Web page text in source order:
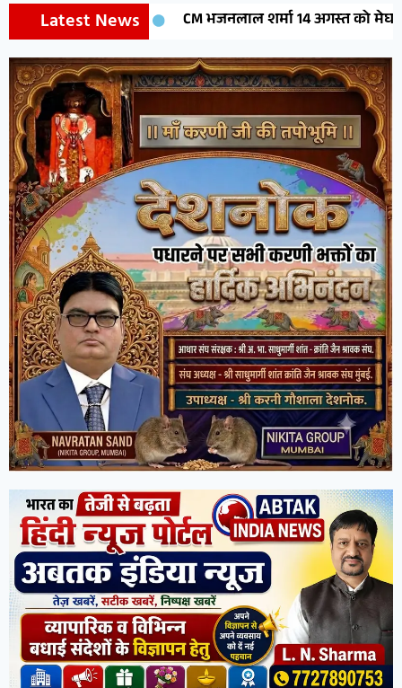
Latest News
CM भजनलाल शर्मा 14 अगस्त को मेघासर में करेंगे मेघोजी